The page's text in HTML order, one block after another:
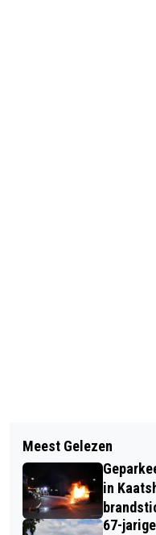
LANCEERT
MIDNIGHT RUSH
GEMEENTE
NIEUW
Meest Gelezen
in
67-